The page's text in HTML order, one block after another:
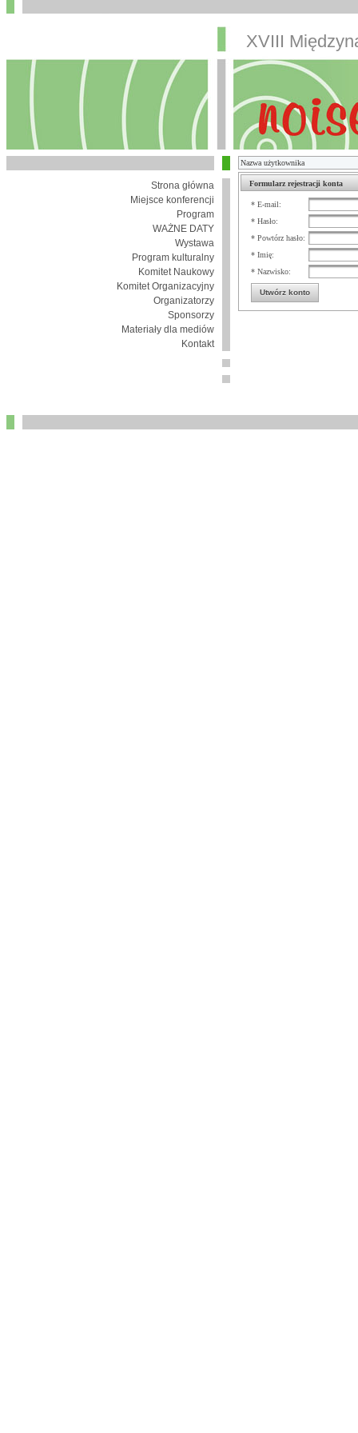
XVIII
Strona główna
Miejsce konferencji
Program
WAŻNE DATY
Wystawa
Program kulturalny
Komitet Naukowy
Komitet Organizacyjny
Organizatorzy
Sponsorzy
Materiały dla mediów
Kontakt
Formularz rejestracji konta
* E-mail:
* Hasło:
* Powtórz hasło:
* Imię:
* Nazwisko:
Utwórz konto